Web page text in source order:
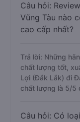
Câu hỏi:
Vũng Tàu nào
cao cấp nhất?
Trả lời: Những
chất lượng tốt,
Lợi (Đắk Lắk) đi
chất lượng là 5/5
Câu hỏi: Có